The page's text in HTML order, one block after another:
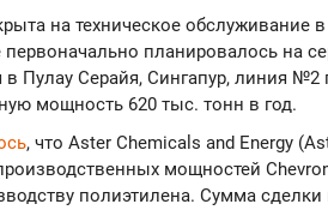
на техническое обслуживание в
планировалось на
Пулау Серайя, Сингапур, линия №2
мощность 620 тыс. тонн в год.
, что Aster Chemicals and Energy
мощностей
полиэтилена. Сумма сделки